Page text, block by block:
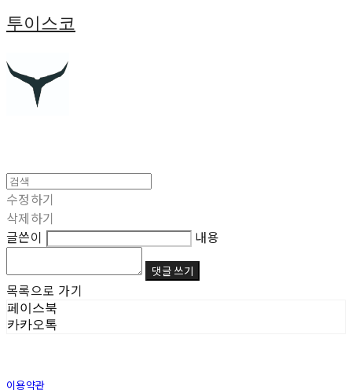
투이스코
수정하기
삭제하기
글쓴이
내용
댓글 쓰기
목록으로 가기
페이스북
카카오톡
이용약관